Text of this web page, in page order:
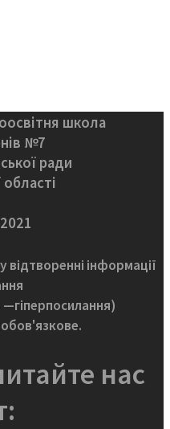
школа
№7
ради
інформації
нас